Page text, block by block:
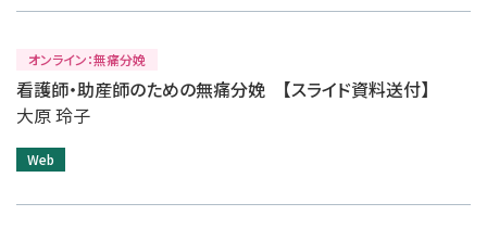
オンライン：無痛分娩
看護師・助産師のための無痛分娩 【スライド資料送付】
大原 玲子
Web